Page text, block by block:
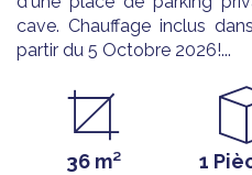
cave. Chauffage inclus
partir du 5 Octobre 2026!...
36 m² 1